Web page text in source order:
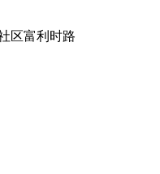
区富利时路